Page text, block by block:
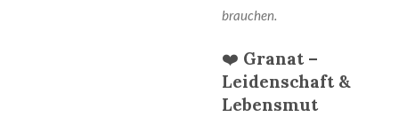
brauchen.
❤️ Granat –
Leidenschaft &
Lebensmut